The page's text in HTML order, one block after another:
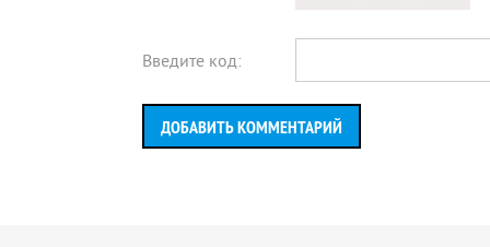
Введите код:
ДОБАВИТЬ КОММЕНТАРИЙ